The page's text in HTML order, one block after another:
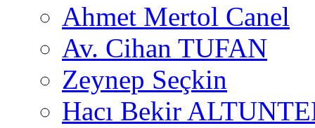
Ahmet Mertol Canel
Av. Cihan TUFAN
Zeynep Seçkin
Hacı Bekir